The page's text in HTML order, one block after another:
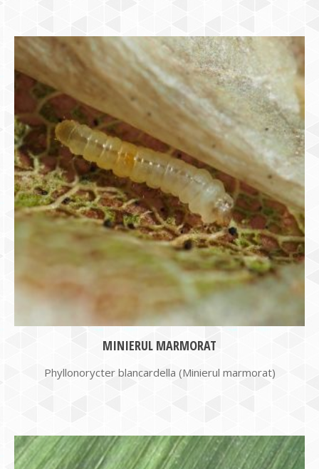
MINIERUL MARMORAT
Phyllonorycter blancardella (Minierul marmorat)